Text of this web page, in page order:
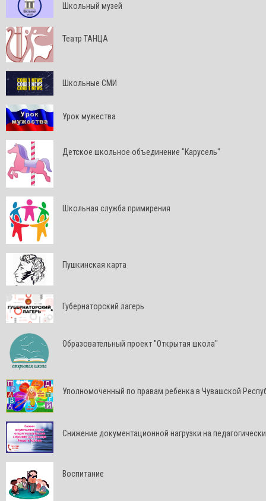
Школьный музей
Театр ТАНЦА
Школьные СМИ
Урок мужества
Детское школьное объединение "Карусель"
Школьная служба примирения
Пушкинская карта
Губернаторский лагерь
Образовательный проект "Открытая школа"
Уполномоченный по правам ребенка в Чувашской
Снижение документационной нагрузки на
Воспитание